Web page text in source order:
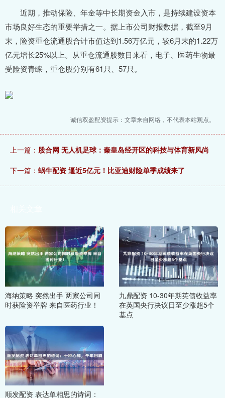
近期，推动保险、年金等中长期资金入市，是持续建设资本
市场良好生态的重要举措之一。据上市公司财报数据，截至9月
末，险资重仓流通股合计市值达到1.56万亿元，较6月末的1.22万
亿元增长25%以上。从重仓流通股数目来看，电子、医药生物最
受险资青睐，重仓股分别有61只、57只。
诚信双盈配资提示：文章来自网络，不代表本站观点。
上一篇： 股合网 无人机足球：秦皇岛经开区的科技与体育新风尚
下一篇： 蜗牛配资 逼近5亿元！比亚迪财险单季成绩来了
海纳策略 突然出手 两家公司同
时获险资举牌 来自医药行业！
九鼎配资 10-30年期英债收益率
在英国央行决议日至少涨超5个
基点
顺发配资 表达单相思的诗词：